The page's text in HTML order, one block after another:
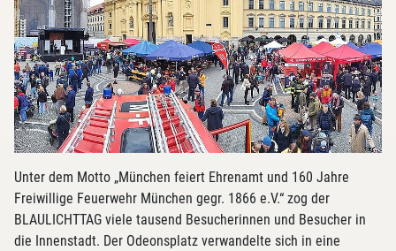
Unter dem Motto „München feiert Ehrenamt und 160 Jahre
Freiwillige Feuerwehr München gegr. 1866 e.V.“ zog der
BLAULICHTTAG viele tausend Besucherinnen und Besucher in
die Innenstadt. Der Odeonsplatz verwandelte sich in eine